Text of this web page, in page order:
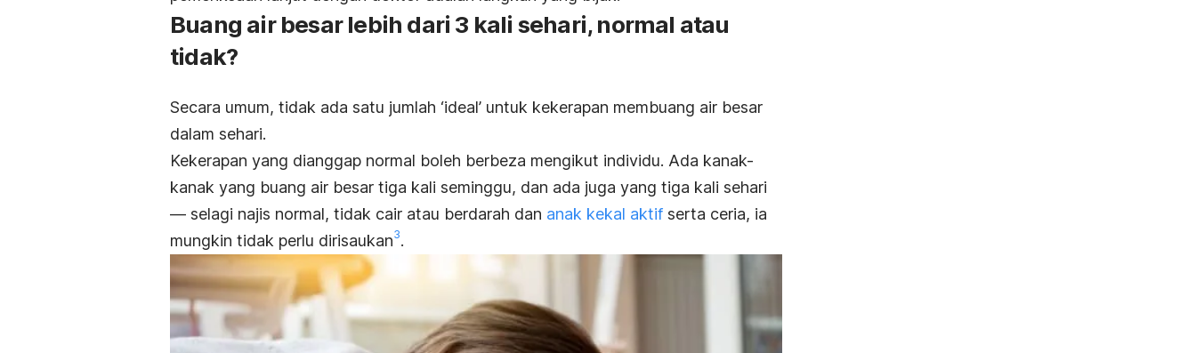
Buang air besar lebih dari 3 kali sehari, normal atau
tidak?
Secara umum, tidak ada satu jumlah ‘ideal’ untuk kekerapan membuang air besar
dalam sehari.
Kekerapan yang dianggap normal boleh berbeza mengikut individu. Ada kanak-
kanak yang buang air besar tiga kali seminggu, dan ada juga yang tiga kali sehari
— selagi najis normal, tidak cair atau berdarah dan anak kekal aktif serta ceria, ia
mungkin tidak perlu dirisaukan3.